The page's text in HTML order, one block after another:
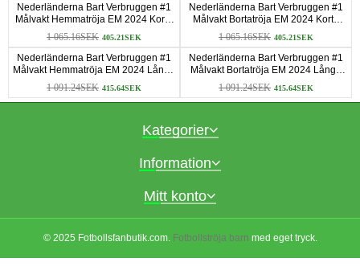
Nederländerna Bart Verbruggen #1
Målvakt Hemmatröja EM 2024 Korta
ärmar
1 065.16SEK 405.21SEK
Nederländerna Bart Verbruggen #1
Målvakt Bortatröja EM 2024 Korta
ärmar
1 065.16SEK 405.21SEK
Nederländerna Bart Verbruggen #1
Målvakt Hemmatröja EM 2024 Långa
ärmar
1 091.24SEK 415.64SEK
Nederländerna Bart Verbruggen #1
Målvakt Bortatröja EM 2024 Långa
ärmar
1 091.24SEK 415.64SEK
Kategorier
Information
Mitt konto
© 2025 Fotbollsfanbutik.com. Fotbollströja barn med eget tryck.